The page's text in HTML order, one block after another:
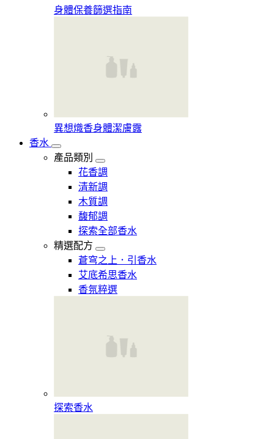
身體保養篩選指南
異想熾香身體潔膚露
香水
產品類別
花香調
清新調
木質調
馥郁調
探索全部香水
精選配方
蒼穹之上．引香水
艾底希思香水
香氛粹選
探索香水​